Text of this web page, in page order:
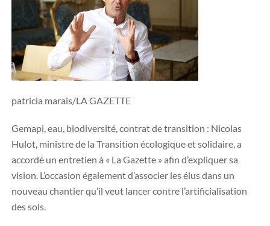
patricia marais/LA GAZETTE
Gemapi, eau, biodiversité, contrat de transition : Nicolas
Hulot, ministre de la Transition écologique et solidaire, a
accordé un entretien à « La Gazette » afin d’expliquer sa
vision. L’occasion également d’associer les élus dans un
nouveau chantier qu’il veut lancer contre l’artificialisation
des sols.